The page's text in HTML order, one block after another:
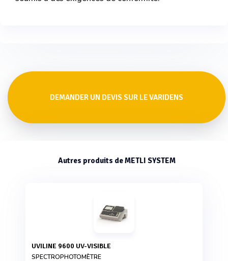
DEMANDER UN DEVIS SUR LE VARIDENS
Autres produits de METLI SYSTEM
UVILINE 9600 UV-VISIBLE
SPECTROPHOTOMÈTRE